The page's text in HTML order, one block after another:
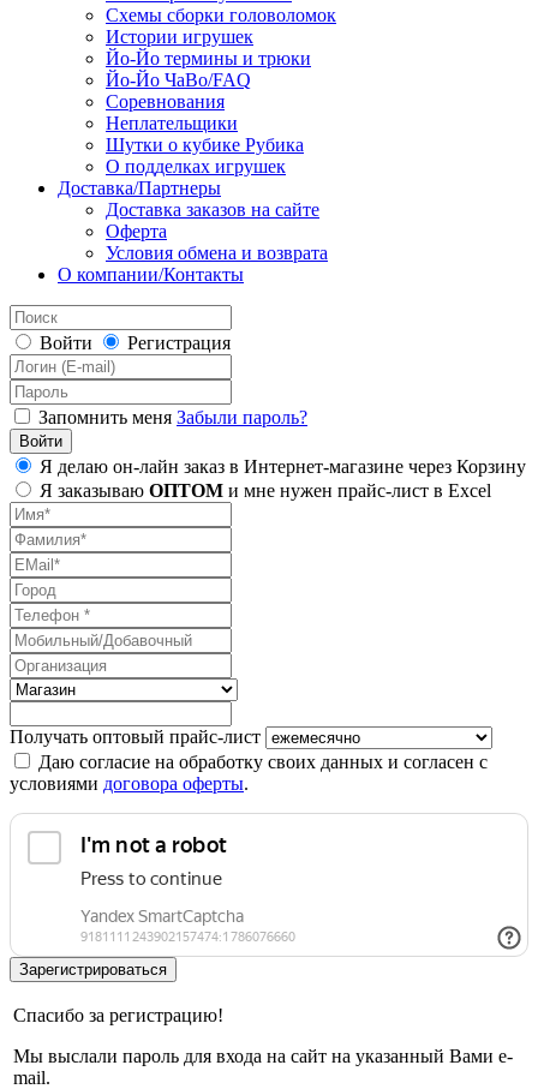
Схемы сборки головоломок
Истории игрушек
Йо-Йо термины и трюки
Йо-Йо ЧаВо/FAQ
Соревнования
Неплательщики
Шутки о кубике Рубика
О подделках игрушек
Доставка/Партнеры
Доставка заказов на сайте
Оферта
Условия обмена и возврата
О компании/Контакты
Войти Регистрация
Запомнить меня Забыли пароль?
Я делаю он-лайн заказ в Интернет-магазине через Корзину
Я заказываю ОПТОМ и мне нужен прайс-лист в Excel
Получать оптовый прайс-лист
Даю согласие на обработку своих данных и согласен с
условиями договора оферты.
Спасибо за регистрацию!
Мы выслали пароль для входа на сайт на указанный Вами e-
mail.